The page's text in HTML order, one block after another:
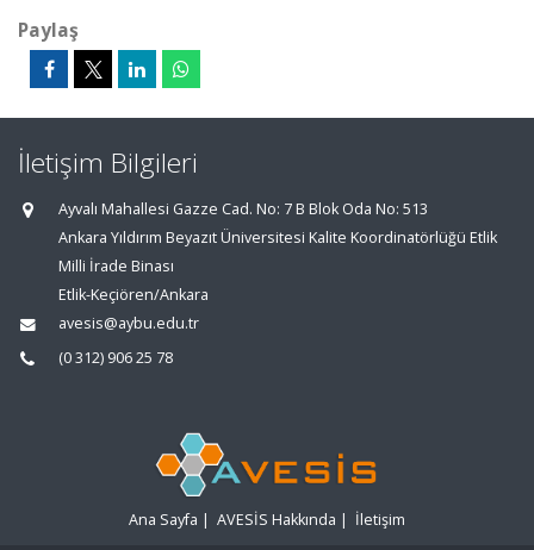
Paylaş
İletişim Bilgileri
Ayvalı Mahallesi Gazze Cad. No: 7 B Blok Oda No: 513
Ankara Yıldırım Beyazıt Üniversitesi Kalite Koordinatörlüğü Etlik
Milli İrade Binası
Etlik-Keçiören/Ankara
avesis@aybu.edu.tr
(0 312) 906 25 78
Ana Sayfa | AVESİS Hakkında | İletişim